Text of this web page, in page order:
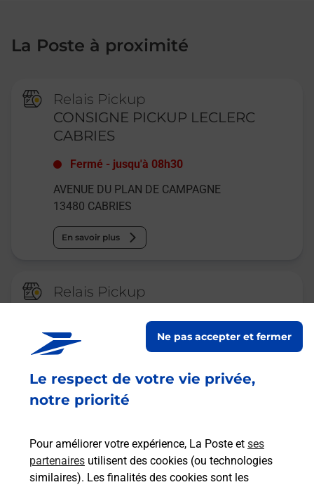
Le respect de votre vie privée,
notre priorité
Pour améliorer votre expérience, La Poste et ses
partenaires utilisent des cookies (ou technologies
similaires). Les finalités des cookies sont les
Ne pas accepter et fermer
La Poste à proximité
Relais Pickup
CONSIGNE PICKUP LECLERC
CABRIES
Fermé - jusqu'à 08h30
AVENUE DU PLAN DE CAMPAGNE
13480 CABRIES
En savoir plus
Relais Pickup
Fermé
09h30
PLAN DE CAMPAGNE
13480 CABRIES
Malin !